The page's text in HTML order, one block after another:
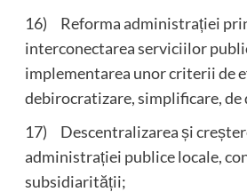
16) Reforma administrației
interconectarea serviciilor
implementarea unor criterii de
debirocratizare, simplificare, de
17) Descentralizarea și
administrației publice locale,
subsidiarității;